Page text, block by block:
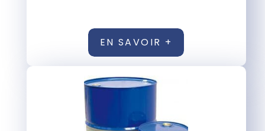
EN SAVOIR +